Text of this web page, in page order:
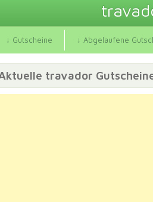
↓ Gutscheine ↓ Abgelaufene
travador